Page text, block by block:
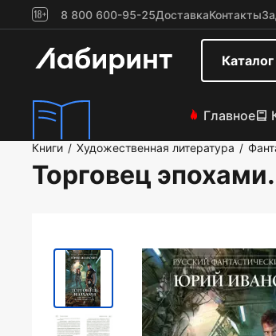
8 800 600-95-25ДоставкаКонтакты
Каталог
Главное
Книги / Художественная литература /
Торговец